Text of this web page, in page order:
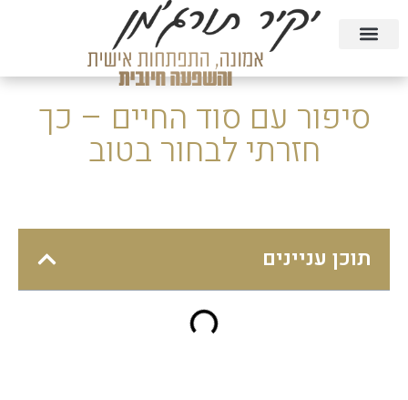
סיפור עם סוד החיים – כך
חזרתי לבחור בטוב
תוכן עניינים